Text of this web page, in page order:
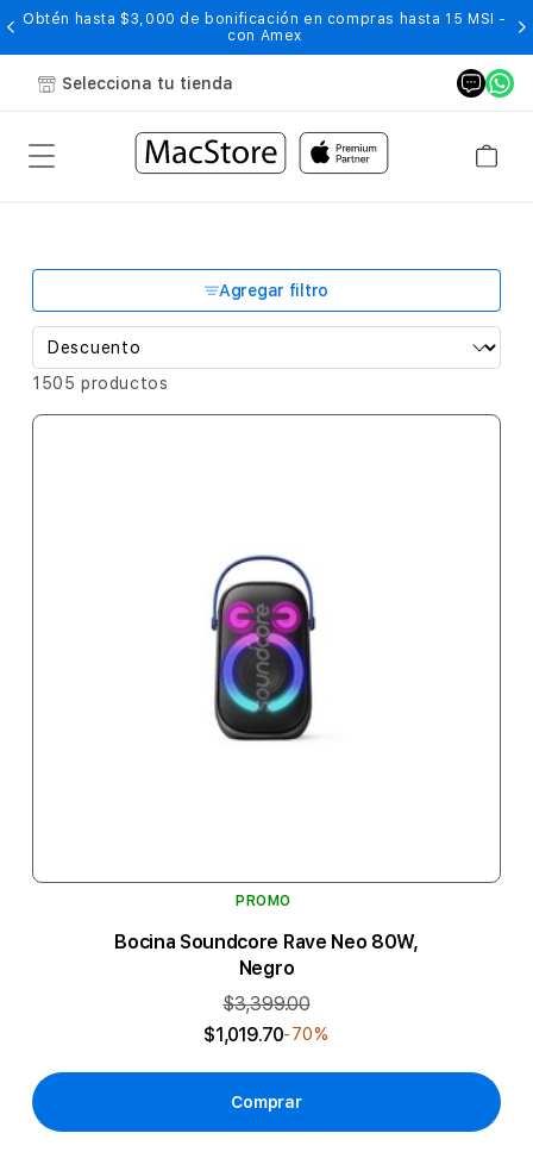
Obtén hasta $3,000 de bonificación en compras hasta 15 MSI -
con Amex
Selecciona tu tienda
Agregar filtro
1505 productos
PROMO
Bocina Soundcore Rave Neo 80W,
Negro
$3,399.00
$1,019.70-70%
Comprar